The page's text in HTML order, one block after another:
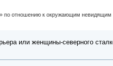
по отношению к окружающим невидящим
или женщины-северного